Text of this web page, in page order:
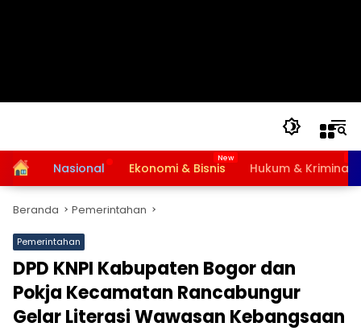
HomeNasional Ekonomi & Bisnis Hukum & Kriminal
Beranda Pemerintahan
Pemerintahan
DPD KNPI Kabupaten Bogor dan
Pokja Kecamatan Rancabungur
Gelar Literasi Wawasan Kebangsaan